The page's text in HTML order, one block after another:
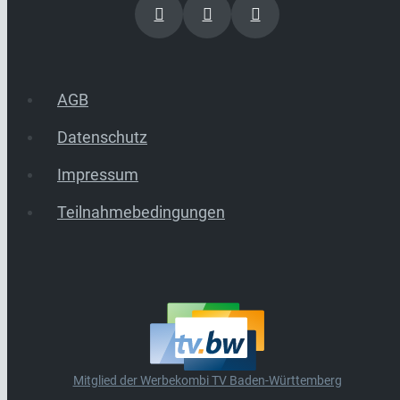
AGB
Datenschutz
Impressum
Teilnahmebedingungen
Mitglied der Werbekombi TV Baden-Württemberg